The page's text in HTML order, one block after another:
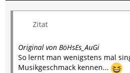
Zitat
Original von BöHsEs_AuGi
So lernt man wenigstens mal
Musikgeschmack kennen...